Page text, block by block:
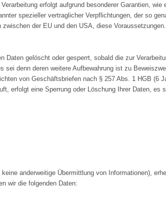
erfolgt aufgrund besonderer Garantien,
spezieller vertraglicher Verpflichtungen, der so
der EU und den USA, diese Voraussetzungen.
gelöscht oder gesperrt, sobald die zur
denn deren weitere Aufbewahrung ist zu
von Geschäftsbriefen nach § 257 Abs. 1 HGB (6
erfolgt eine Sperrung oder Löschung Ihrer Daten, es
anderweitige Übermittlung von Informationen),
wir die folgenden Daten: